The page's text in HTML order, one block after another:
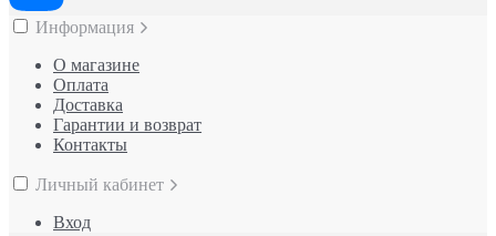
Информация
О магазине
Оплата
Доставка
Гарантии и возврат
Контакты
Личный кабинет
Вход